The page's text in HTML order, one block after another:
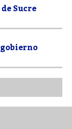
Sucre